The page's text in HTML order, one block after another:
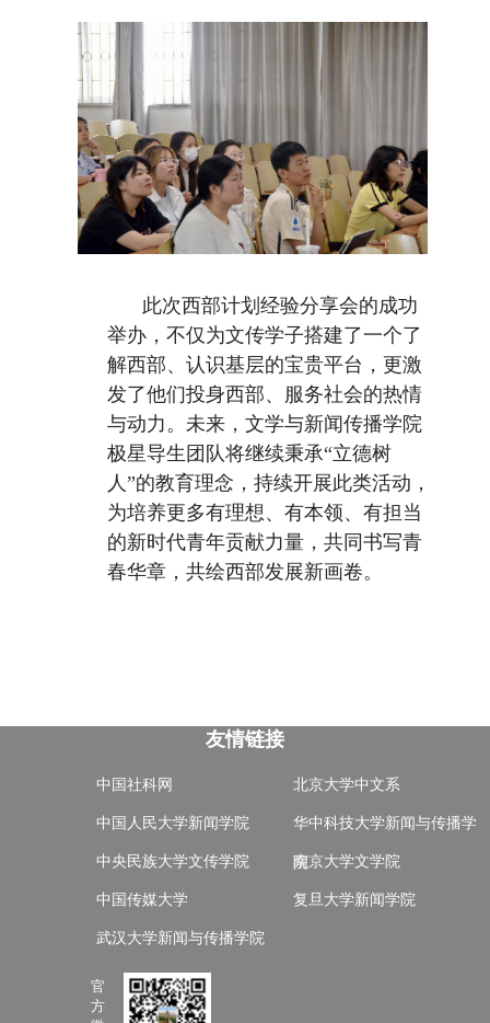
此次西部计划经验分享会的成功
举办，不仅为文传学子搭建了一个了
解西部、认识基层的宝贵平台，更激
发了他们投身西部、服务社会的热情
与动力。未来，文学与新闻传播学院
极星导生团队将继续秉承“立德树
人”的教育理念，持续开展此类活动，
为培养更多有理想、有本领、有担当
的新时代青年贡献力量，共同书写青
春华章，共绘西部发展新画卷。
友情链接
中国社科网 北京大学中文系
中国人民大学新闻学院 华中科技大学新闻与传播学
院
中央民族大学文传学院 南京大学文学院
中国传媒大学 复旦大学新闻学院
武汉大学新闻与传播学院
官
方